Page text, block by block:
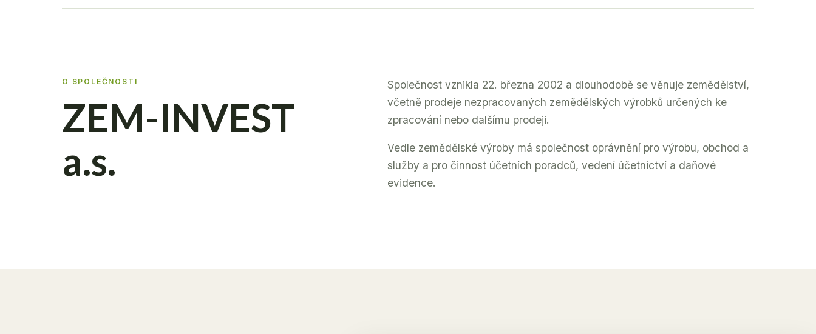
O SPOLEČNOSTI
ZEM-INVEST
a.s.
Společnost vznikla 22. března 2002 a dlouhodobě se věnuje zemědělství,
včetně prodeje nezpracovaných zemědělských výrobků určených ke
zpracování nebo dalšímu prodeji.
Vedle zemědělské výroby má společnost oprávnění pro výrobu, obchod a
služby a pro činnost účetních poradců, vedení účetnictví a daňové
evidence.